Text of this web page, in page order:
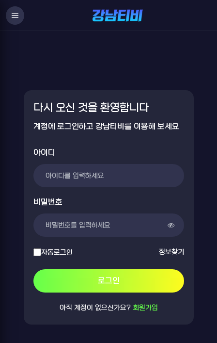
Login
menu
다시 오신 것을 환영합니다
계정에 로그인하고 강남티비를 이용해 보세요
아이디
비밀번호
자동로그인 정보찾기
로그인
아직 계정이 없으신가요? 회원가입